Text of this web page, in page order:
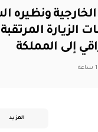
الخارجية ونظيره
الزيارة
إلى المملكة
المزيد